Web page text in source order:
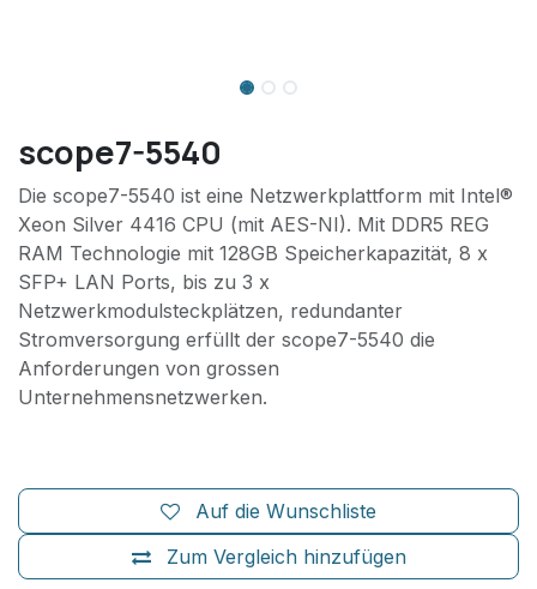
scope7-5540
Die scope7-5540 ist eine Netzwerkplattform mit Intel®
Xeon Silver 4416 CPU (mit AES-NI). Mit DDR5 REG
RAM Technologie mit 128GB Speicherkapazität, 8 x
SFP+ LAN Ports, bis zu 3 x
Netzwerkmodulsteckplätzen, redundanter
Stromversorgung erfüllt der scope7-5540 die
Anforderungen von grossen
Unternehmensnetzwerken.
Zum Vergleich hinzufügen
Auf die Wunschliste